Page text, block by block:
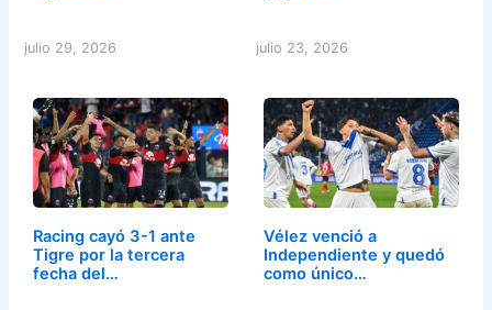
julio 29, 2026 julio 23, 2026
Racing cayó 3-1 ante
Tigre por la tercera
fecha del…
Vélez venció a
Independiente y quedó
como único…